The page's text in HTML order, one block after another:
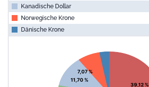
Kanadische Dollar
Norwegische Krone
Dänische Krone
Pie chart with 6 slices.
View as data table, Chart
39,12 %
11,70 %
7,07 %